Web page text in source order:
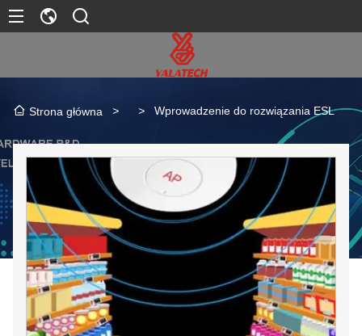
Strona główna > > Wprowadzenie do rozwiązania ESL